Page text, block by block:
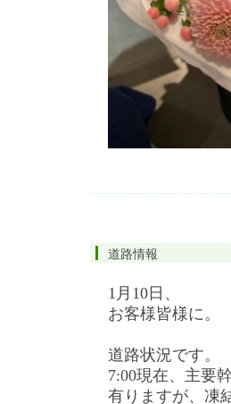
道路情報
1月10日、
お客様皆様に。
道路状況です。
7:00現在、主要
有りますが、凍